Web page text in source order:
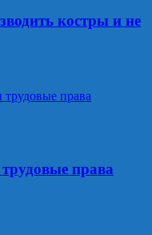
костры и не
права